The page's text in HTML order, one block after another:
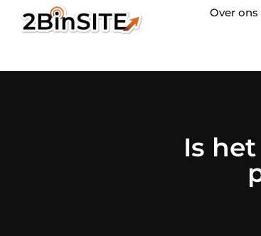
Over ons
Is